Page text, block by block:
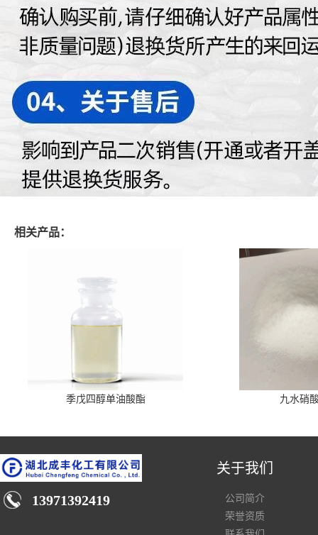
相关产品：
季戊四醇单油酸酯 九水硝
13971392419
关于我们
公司简介
荣誉资质